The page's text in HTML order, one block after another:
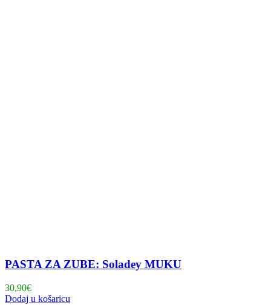
PASTA ZA ZUBE: Soladey MUKU
30,90€
Dodaj u košaricu